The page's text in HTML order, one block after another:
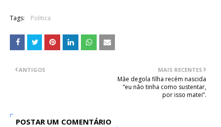
Tags: Politica
MAIS RECENTES
Mãe degola filha recém nascida
“eu não tinha como sustentar,
por isso matei”.
ANTIGOS
POSTAR UM COMENTÁRIO